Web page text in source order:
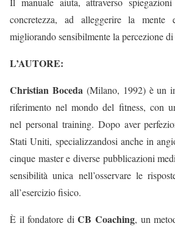
concretezza, ad alleggerire la
migliorando sensibilmente la percezione di
L’AUTORE:
Christian Boceda(Milano, 1992) è un
riferimento nel mondo del fitness, con
nel personal training. Dopo aver
Stati Uniti, specializzandosi anche in
cinque master e diverse pubblicazioni
sensibilità unica nell’osservare le
all’esercizio fisico.
È il fondatore diCB Coaching, un